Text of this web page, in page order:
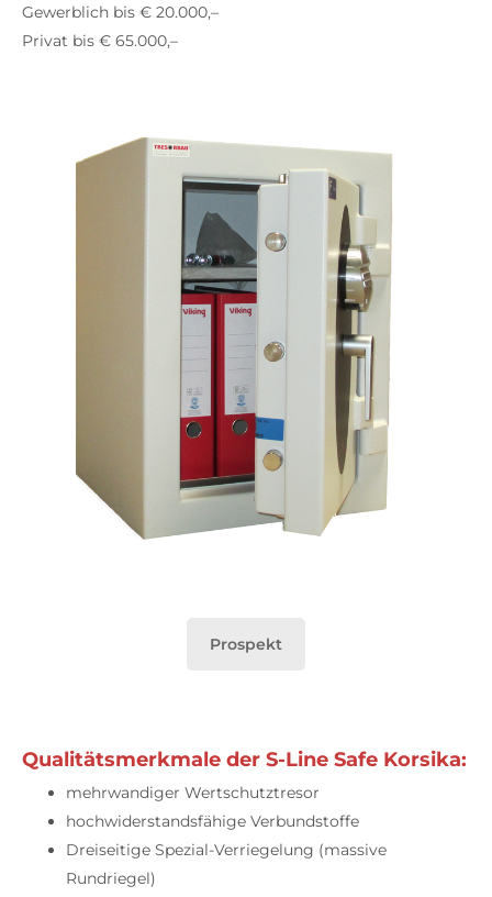
Gewerblich bis € 20.000,–
Privat bis € 65.000,–
Prospekt
Qualitätsmerkmale der S-Line Safe Korsika:
mehrwandiger Wertschutztresor
hochwiderstandsfähige Verbundstoffe
Dreiseitige Spezial-Verriegelung (massive
Rundriegel)